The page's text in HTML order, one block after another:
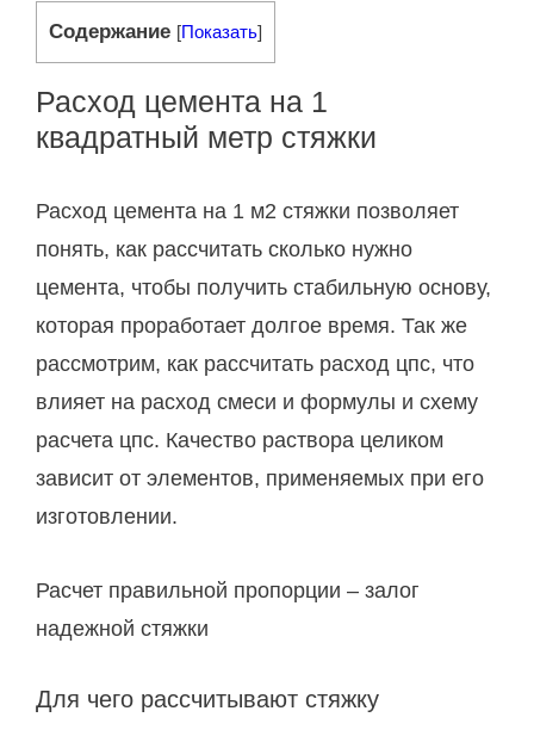
Содержание [Показать]
Расход цемента на 1
квадратный метр стяжки
Расход цемента на 1 м2 стяжки позволяет
понять, как рассчитать сколько нужно
цемента, чтобы получить стабильную основу,
которая проработает долгое время. Так же
рассмотрим, как рассчитать расход цпс, что
влияет на расход смеси и формулы и схему
расчета цпс. Качество раствора целиком
зависит от элементов, применяемых при его
изготовлении.
Расчет правильной пропорции – залог
надежной стяжки
Для чего рассчитывают стяжку